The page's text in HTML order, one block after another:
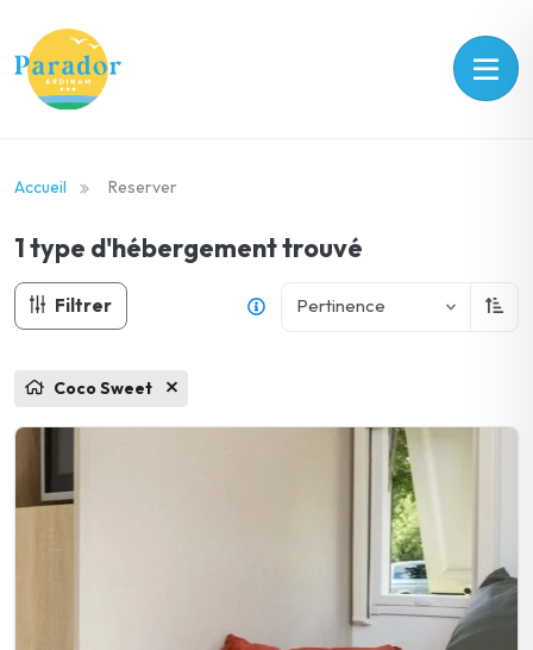
Accueil Reserver
1 type d'hébergementtrouvé
Filtrer Pertinence Trier
Coco Sweet